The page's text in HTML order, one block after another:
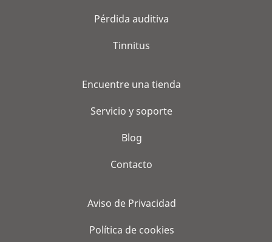
Pérdida auditiva
Tinnitus
Encuentre una tienda
Servicio y soporte
Blog
Contacto
Aviso de Privacidad
Política de cookies